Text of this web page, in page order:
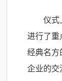
仪式
进行了重
经典名方
企业的交